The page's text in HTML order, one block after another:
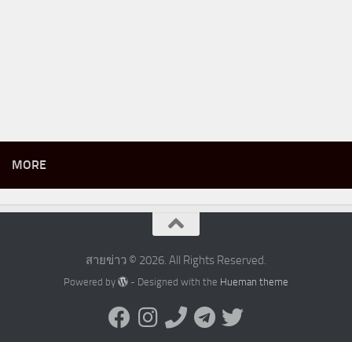
MORE
สายข่าว © 2026. All Rights Reserved.
Powered by - Designed with the Hueman theme